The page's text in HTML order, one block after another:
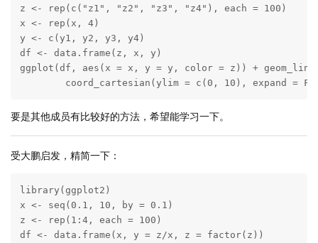
z <- rep(c("z1", "z2", "z3", "z4"), each = 100)
x <- rep(x, 4)
y <- c(y1, y2, y3, y4)
df <- data.frame(z, x, y)
ggplot(df, aes(x = x, y = y, color = z)) +
        coord_cartesian(ylim = c(0, 10), expand = F)
要是其他成员有比较好的方法，希望能学习一下。
受大鹏启发，精简一下：
library(ggplot2)
x <- seq(0.1, 10, by = 0.1)
z <- rep(1:4, each = 100)
df <- data.frame(x, y = z/x, z = factor(z))